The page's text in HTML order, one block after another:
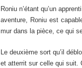
Roniu n’étant qu’un
aventure, Roniu est
mur dans la pièce, ce qui
Le deuxième sort qu’il
et atterrit sur celle qui suit.